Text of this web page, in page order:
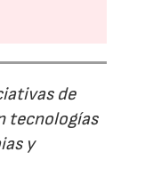
de
tecnologías
y